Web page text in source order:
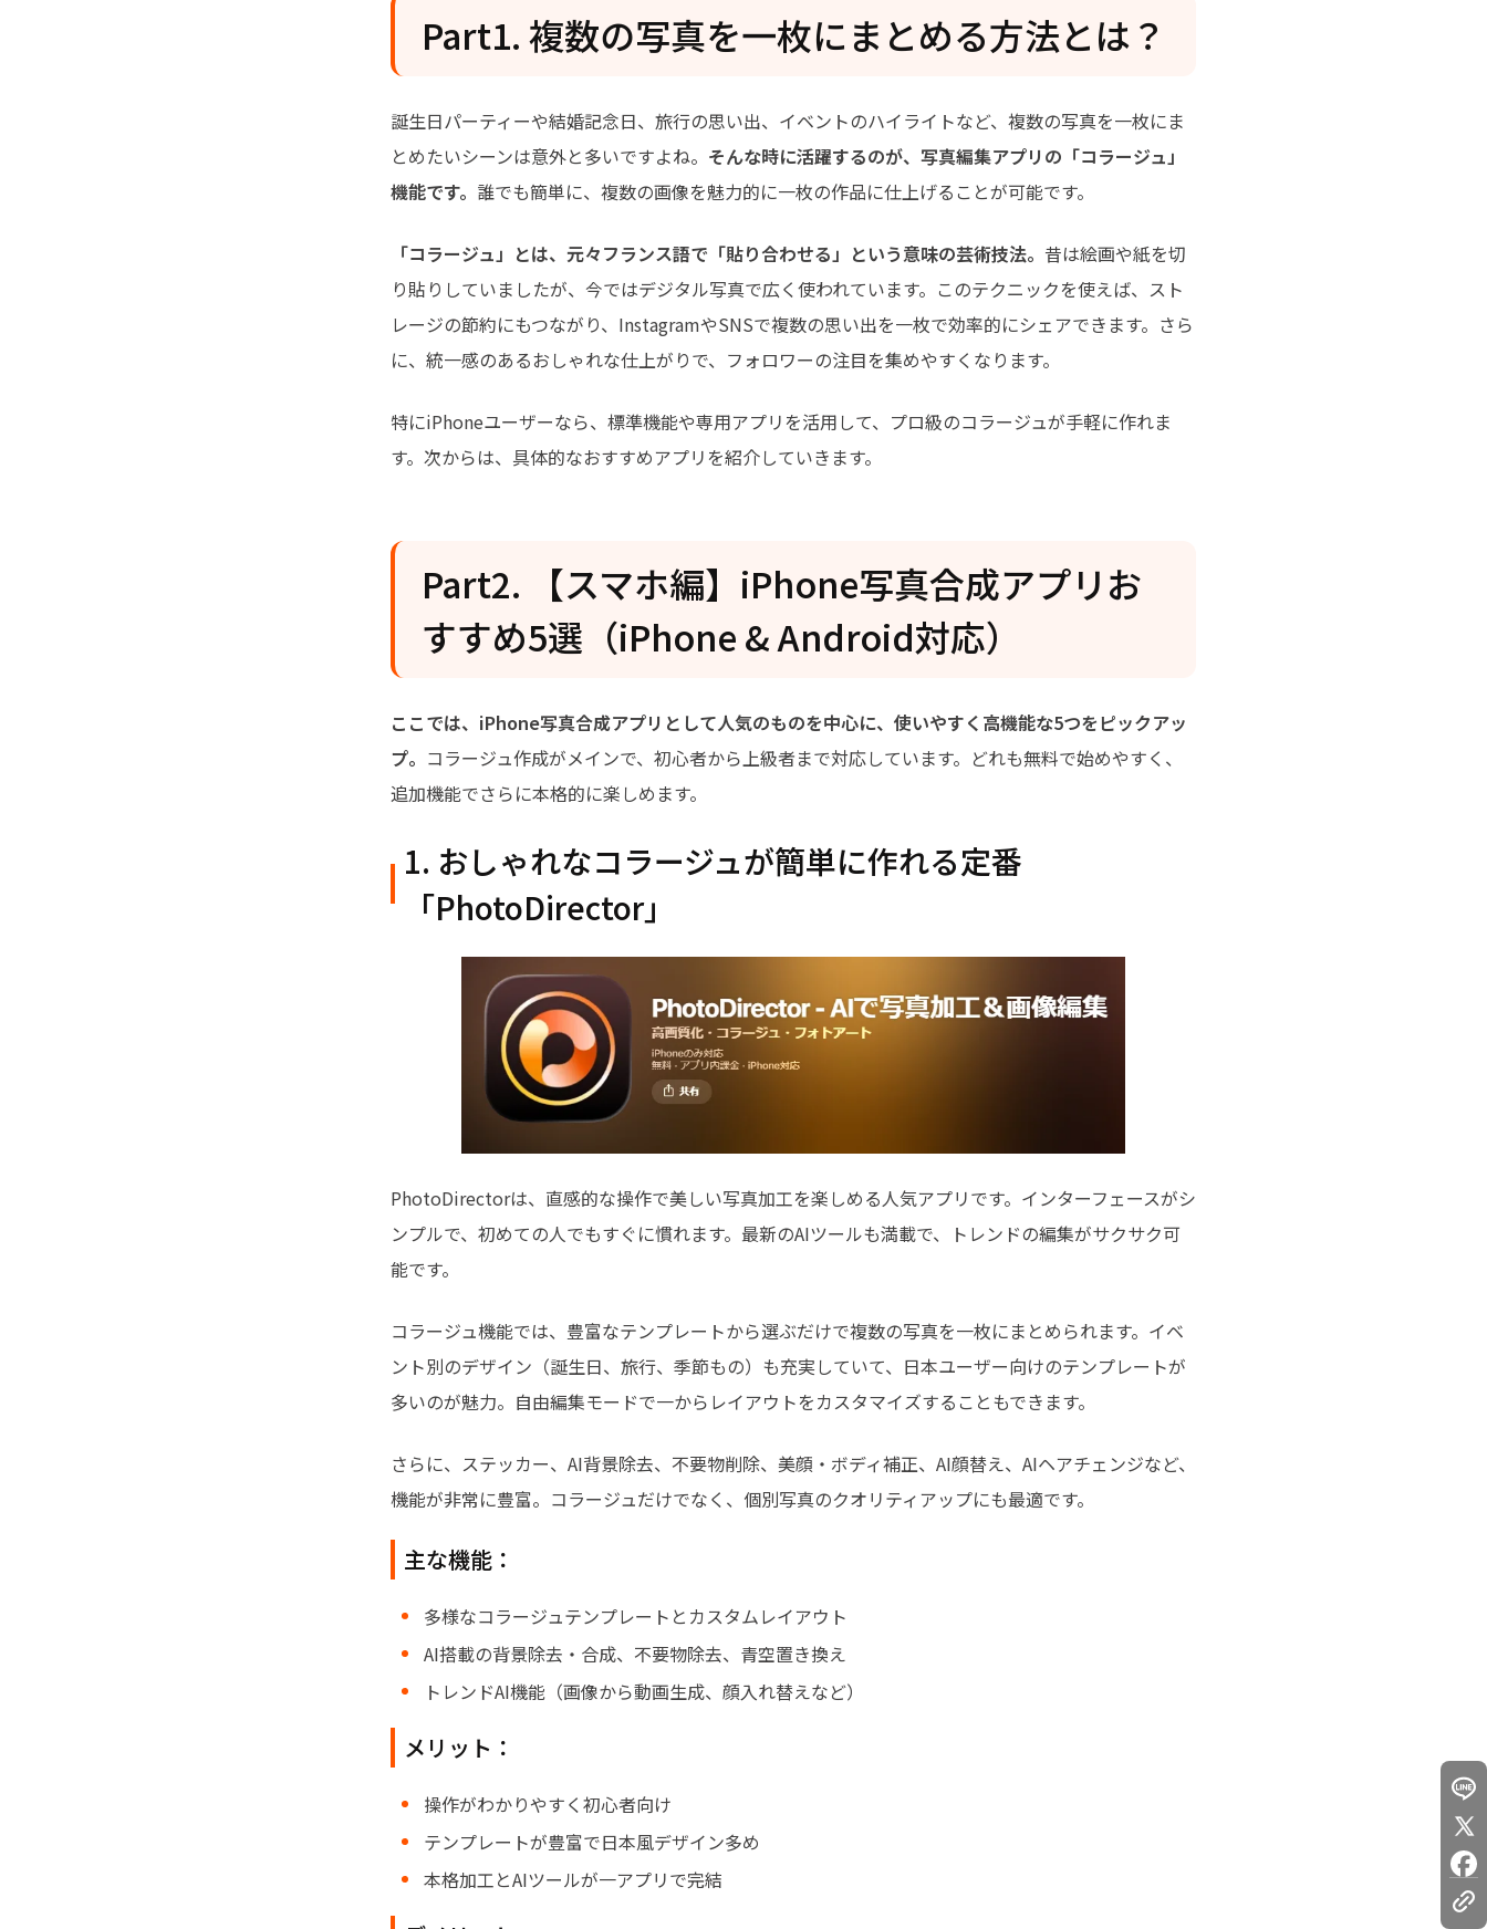
Part1. 複数の写真を一枚にまとめる方法とは？
誕生日パーティーや結婚記念日、旅行の思い出、イベントのハイライトなど、複数の写真を一枚にま
とめたいシーンは意外と多いですよね。 そんな時に活躍するのが、写真編集アプリの「コラージュ」
機能です。 誰でも簡単に、複数の画像を魅力的に一枚の作品に仕上げることが可能です。
「コラージュ」とは、元々フランス語で「貼り合わせる」という意味の芸術技法。 昔は絵画や紙を切
り貼りしていましたが、今ではデジタル写真で広く使われています。このテクニックを使えば、スト
レージの節約にもつながり、InstagramやSNSで複数の思い出を一枚で効率的にシェアできます。さら
に、統一感のあるおしゃれな仕上がりで、フォロワーの注目を集めやすくなります。
特にiPhoneユーザーなら、標準機能や専用アプリを活用して、プロ級のコラージュが手軽に作れま
す。次からは、具体的なおすすめアプリを紹介していきます。
Part2. 【スマホ編】iPhone写真合成アプリお
すすめ5選（iPhone & Android対応）
ここでは、iPhone写真合成アプリとして人気のものを中心に、使いやすく高機能な5つをピックアッ
プ。 コラージュ作成がメインで、初心者から上級者まで対応しています。どれも無料で始めやすく、
追加機能でさらに本格的に楽しめます。
1. おしゃれなコラージュが簡単に作れる定番
「PhotoDirector」
PhotoDirectorは、直感的な操作で美しい写真加工を楽しめる人気アプリです。インターフェースがシ
ンプルで、初めての人でもすぐに慣れます。最新のAIツールも満載で、トレンドの編集がサクサク可
能です。
コラージュ機能では、豊富なテンプレートから選ぶだけで複数の写真を一枚にまとめられます。イベ
ント別のデザイン（誕生日、旅行、季節もの）も充実していて、日本ユーザー向けのテンプレートが
多いのが魅力。自由編集モードで一からレイアウトをカスタマイズすることもできます。
さらに、ステッカー、AI背景除去、不要物削除、美顔・ボディ補正、AI顔替え、AIヘアチェンジなど、
機能が非常に豊富。コラージュだけでなく、個別写真のクオリティアップにも最適です。
主な機能：
多様なコラージュテンプレートとカスタムレイアウト
AI搭載の背景除去・合成、不要物除去、青空置き換え
トレンドAI機能（画像から動画生成、顔入れ替えなど）
メリット：
操作がわかりやすく初心者向け
テンプレートが豊富で日本風デザイン多め
本格加工とAIツールが一アプリで完結